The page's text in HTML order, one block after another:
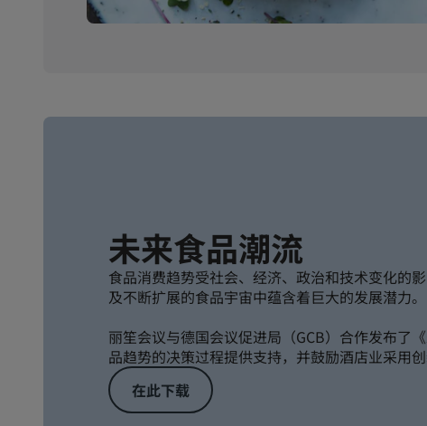
未来食品潮流
食品消费趋势受社会、经济、政治和技术变化的
及不断扩展的食品宇宙中蕴含着巨大的发展潜力。
丽笙会议与德国会议促进局（GCB）合作发布了
品趋势的决策过程提供支持，并鼓励酒店业采用创
在此下载